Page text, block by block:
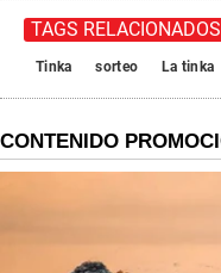
TAGS RELACIONADOS
Tinka sorteo La tinka